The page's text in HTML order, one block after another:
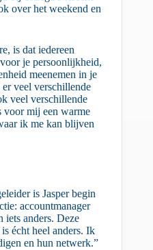
over het weekend en
is dat iedereen
je persoonlijkheid,
meenemen in je
veel verschillende
veel verschillende
voor mij een warme
ik me kan blijven
is Jasper begin
accountmanager
iets anders. Deze
écht heel anders. Ik
en hun netwerk.”